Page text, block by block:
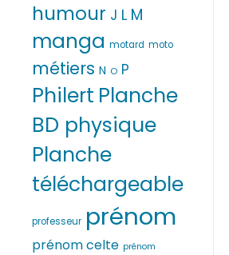
humour J L M
manga motard moto
métiers N O P
Philert Planche
BD physique
Planche
téléchargeable
professeur prénom
prénom celte prénom